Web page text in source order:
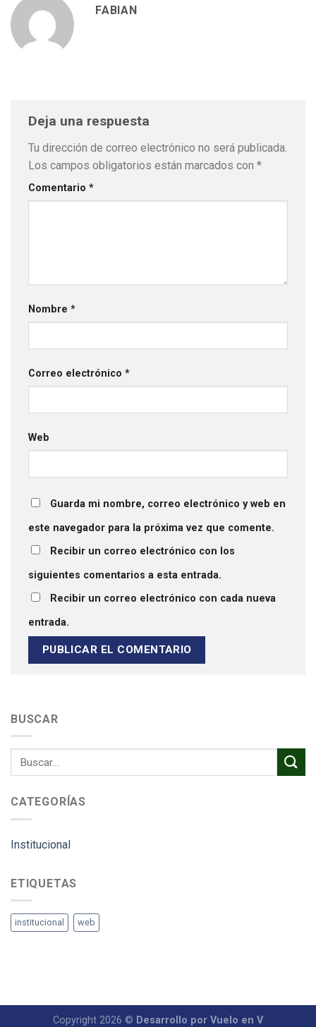
FABIAN
Deja una respuesta
Tu dirección de correo electrónico no será publicada.
Los campos obligatorios están marcados con *
Comentario *
Nombre *
Correo electrónico *
Web
Guarda mi nombre, correo electrónico y web en
este navegador para la próxima vez que comente.
Recibir un correo electrónico con los
siguientes comentarios a esta entrada.
Recibir un correo electrónico con cada nueva
entrada.
BUSCAR
CATEGORÍAS
Institucional
ETIQUETAS
institucional web
Copyright 2026 © Desarrollo por Vuelo en V